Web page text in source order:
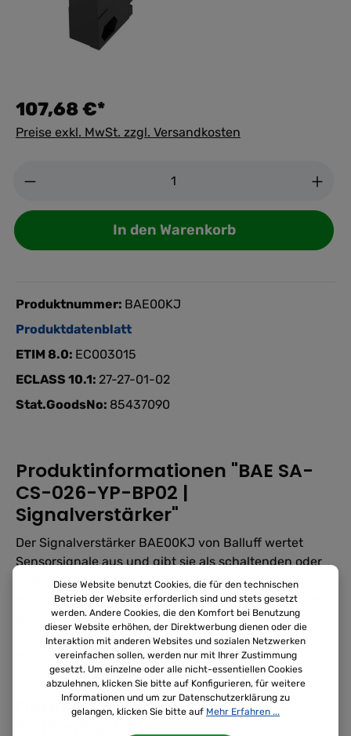
107,68 €*
Preise exkl. MwSt. zzgl. Versandkosten
In den Warenkorb
Produktnummer: BAE00KJ
Produktdatenblatt
ETIM 8.0: EC003015
ECLASS 10.1: 27-27-01-02
Stat.GoodsNo: 85437090
Produktinformationen "BAE SA-
CS-026-YP-BP02 |
Signalverstärker"
Der Signalverstärker BAE00KJ von Balluff wertet
Sensorsignale aus und gibt sie als schaltenden oder
analogen Ausgang an die Steuerung weiter – dort, wo
ein Sensor allein kein direktes Steuersignal liefert. Mit
programmierbaren Schalt- und Zeitfunktionen lässt
sich der Verstärker flexibel an unterschiedliche
Prozessanforderungen anpassen, ohne die
Steuerungssoftware zu ändern.
Flexible Ausgangs- und
Diese Website benutzt Cookies, die für den technischen
Betrieb der Website erforderlich sind und stets gesetzt
werden. Andere Cookies, die den Komfort bei Benutzung
dieser Website erhöhen, der Direktwerbung dienen oder die
Interaktion mit anderen Websites und sozialen Netzwerken
vereinfachen sollen, werden nur mit Ihrer Zustimmung
gesetzt. Um einzelne oder alle nicht-essentiellen Cookies
abzulehnen, klicken Sie bitte auf Konfigurieren, für weitere
Informationen und um zur Datenschutzerklärung zu
gelangen, klicken Sie bitte auf Mehr Erfahren ...